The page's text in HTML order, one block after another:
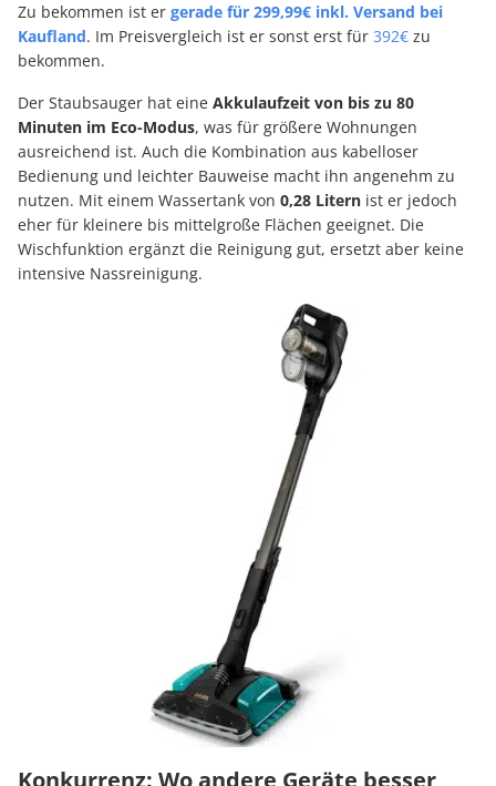
Zu bekommen ist er gerade für 299,99€ inkl. Versand bei
Kaufland. Im Preisvergleich ist er sonst erst für 392€ zu
bekommen.
Der Staubsauger hat eine Akkulaufzeit von bis zu 80
Minuten im Eco-Modus, was für größere Wohnungen
ausreichend ist. Auch die Kombination aus kabelloser
Bedienung und leichter Bauweise macht ihn angenehm zu
nutzen. Mit einem Wassertank von 0,28 Litern ist er jedoch
eher für kleinere bis mittelgroße Flächen geeignet. Die
Wischfunktion ergänzt die Reinigung gut, ersetzt aber keine
intensive Nassreinigung.